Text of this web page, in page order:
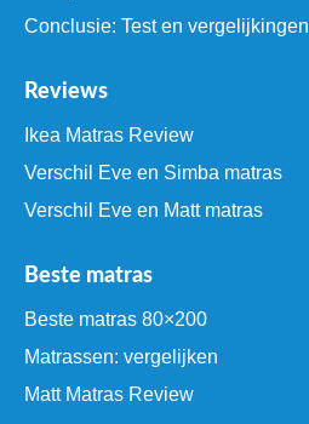
Conclusie: Test en vergelijkingen
Reviews
Ikea Matras Review
Verschil Eve en Simba matras
Verschil Eve en Matt matras
Beste matras
Beste matras 80×200
Matrassen: vergelijken
Matt Matras Review